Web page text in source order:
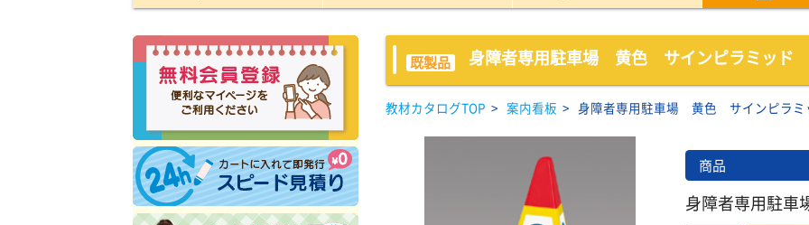
既製品 身障者専用駐車場 黄色 サインピラミッド
教材カタログTOP > 案内看板 > 身障者専用駐車場 黄色 サインピラミ
商品
身障者専用駐